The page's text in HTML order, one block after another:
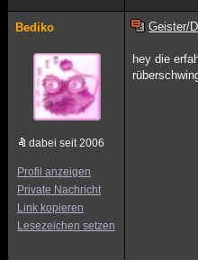
Bediko
dabei seit 2006
Profil anzeigen
Private Nachricht
Link kopieren
Lesezeichen setzen
Geister/
hey die